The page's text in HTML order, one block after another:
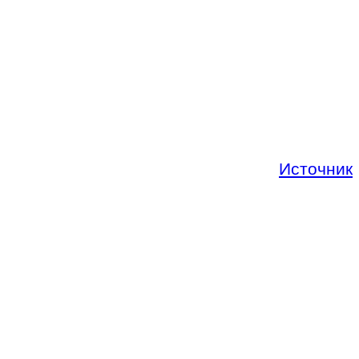
Источник